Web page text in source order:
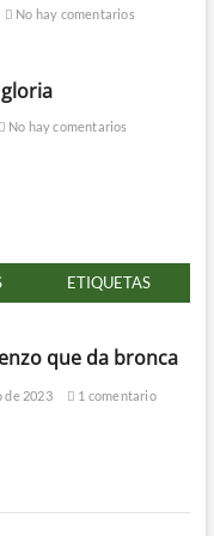
No hay comentarios
No hay comentarios
ETIQUETAS
que da bronca
de 2023 1 comentario